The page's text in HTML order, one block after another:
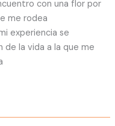
con una flor por
me rodea
experiencia se
de la vida a la que me